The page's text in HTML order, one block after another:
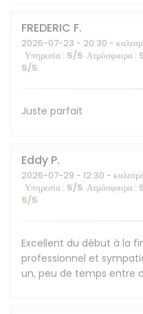
FREDERIC F
2026-07-23 - 20:30 -
Υπηρεσία : 5/5 Ατμόσφαιρα :
5/5
Juste parfait
Eddy P
2026-07-29 - 12:30 -
Υπηρεσία : 5/5 Ατμόσφαιρα :
5/5
Excellent du début à la
professionnel et
un, peu de temps entre